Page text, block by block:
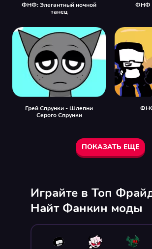
ФНФ: Элегантный ночной
танец
ФНФ
Грей Спрунки - Шлепни
Серого Спрунки
ПОКАЗАТЬ ЕЩЕ
Играйте в Топ
Найт Фанкин моды